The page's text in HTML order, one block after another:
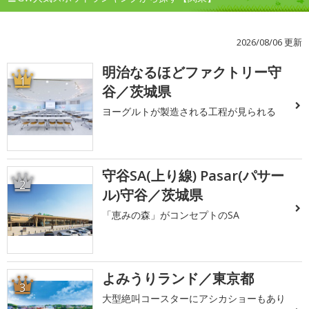
2026/08/06 更新
1
明治なるほどファクトリー守
谷／茨城県
ヨーグルトが製造される工程が見られる
2
守谷SA(上り線) Pasar(パサー
ル)守谷／茨城県
「恵みの森」がコンセプトのSA
3 よみうりランド／東京都
大型絶叫コースターにアシカショーもあり